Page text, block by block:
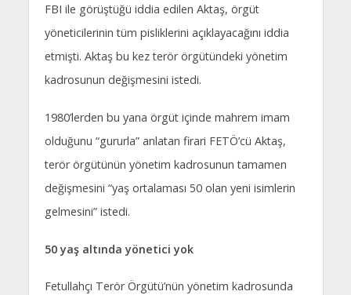
FBI ile görüştüğü iddia edilen Aktaş, örgüt
yöneticilerinin tüm pisliklerini açıklayacağını iddia
etmişti. Aktaş bu kez terör örgütündeki yönetim
kadrosunun değişmesini istedi.
1980’lerden bu yana örgüt içinde mahrem imam
olduğunu “gururla” anlatan firari FETÖ’cü Aktaş,
terör örgütünün yönetim kadrosunun tamamen
değişmesini “yaş ortalaması 50 olan yeni isimlerin
gelmesini” istedi.
50 yaş altında yönetici yok
Fetullahçı Terör Örgütü’nün yönetim kadrosunda